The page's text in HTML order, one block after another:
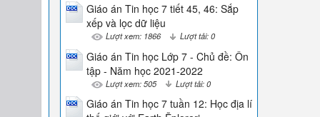
Giáo án Tin học 7 tiết 45, 46: Sắp
xếp và lọc dữ liệu
Lượt xem: 1866 Lượt tải: 0
Giáo án Tin học Lớp 7 - Chủ đề: Ôn
tập - Năm học 2021-2022
Lượt xem: 505 Lượt tải: 0
Giáo án Tin học 7 tuần 12: Học địa lí